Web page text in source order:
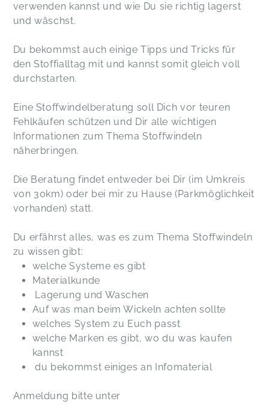
verwenden kannst und wie Du sie richtig lagerst
und wäschst.
Du bekommst auch einige Tipps und Tricks für
den Stoffialltag mit und kannst somit gleich voll
durchstarten.
Eine Stoffwindelberatung soll Dich vor teuren
Fehlkäufen schützen und Dir alle wichtigen
Informationen zum Thema Stoffwindeln
näherbringen.
Die Beratung findet entweder bei Dir (im Umkreis
von 30km) oder bei mir zu Hause (Parkmöglichkeit
vorhanden) statt.
Du erfährst alles, was es zum Thema Stoffwindeln
zu wissen gibt:
welche Systeme es gibt
Materialkunde
Lagerung und Waschen
Auf was man beim Wickeln achten sollte
welches System zu Euch passt
welche Marken es gibt, wo du was kaufen
kannst
du bekommst einiges an Infomaterial
Anmeldung bitte unter